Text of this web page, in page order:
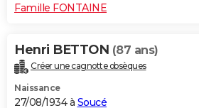
Famille FONTAINE
Henri BETTON (87 ans)
Créer une cagnotte obsèques
Naissance
27/08/1934 à Soucé